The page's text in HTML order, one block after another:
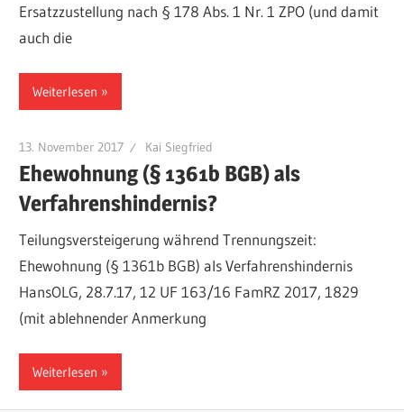
Ersatzzustellung nach § 178 Abs. 1 Nr. 1 ZPO (und damit
auch die
Weiterlesen
13. November 2017 Kai Siegfried
Ehewohnung (§ 1361b BGB) als
Verfahrenshindernis?
Teilungsversteigerung während Trennungszeit:
Ehewohnung (§ 1361b BGB) als Verfahrenshindernis
HansOLG, 28.7.17, 12 UF 163/16 FamRZ 2017, 1829
(mit ablehnender Anmerkung
Weiterlesen